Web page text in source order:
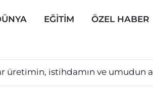
EĞİTİM ÖZEL HABER
üretimin, istihdamın ve umudun